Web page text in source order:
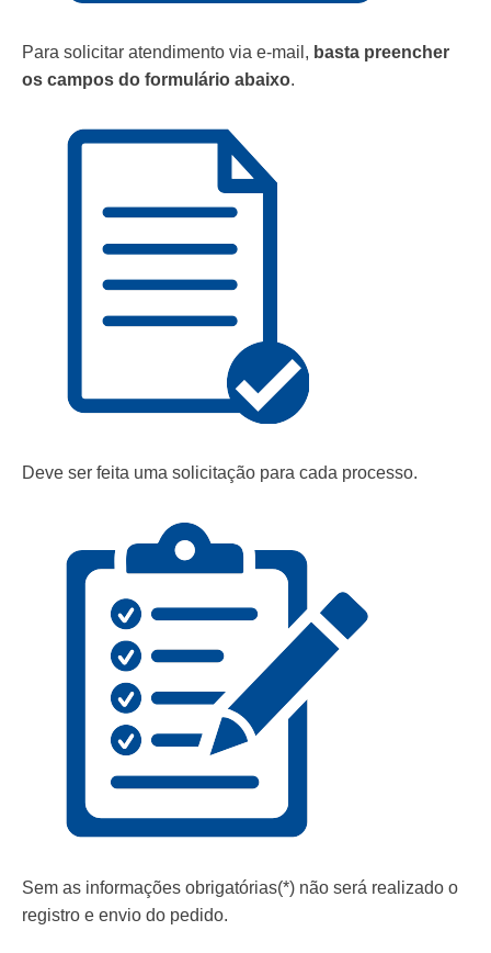
Para solicitar atendimento via e-mail, basta preencher
os campos do formulário abaixo.
Deve ser feita uma solicitação para cada processo.
Sem as informações obrigatórias(*) não será realizado o
registro e envio do pedido.